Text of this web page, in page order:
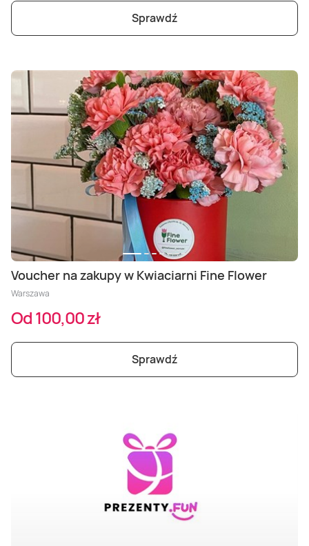
Sprawdź
Voucher na zakupy w Kwiaciarni Fine Flower
Warszawa
Od 100,00 zł
Sprawdź